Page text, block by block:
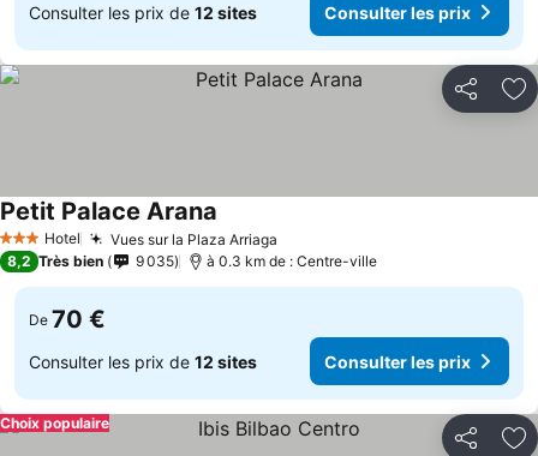
Consulter les prix de 12 sites Consulter les prix
Partager
3 ÉtoilesHotel Vues sur la Plaza Arriaga
Petit Palace Arana
8,2 Très bien 9 035 à 0.3 km de : Centre-ville
De 70 €
Consulter les prix de 12 sites Consulter les prix
Partager
Choix populaire